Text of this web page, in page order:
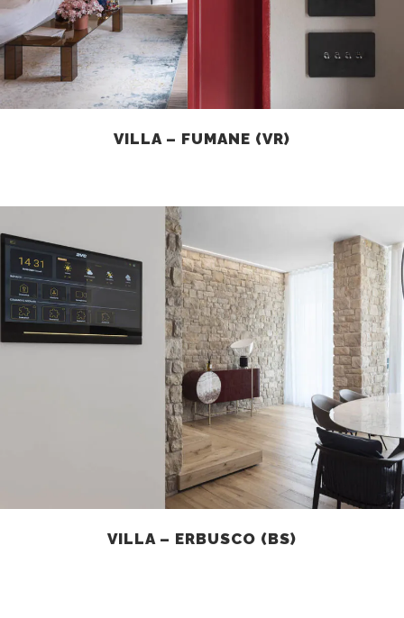
VILLA – FUMANE (VR)
VILLA – ERBUSCO (BS)